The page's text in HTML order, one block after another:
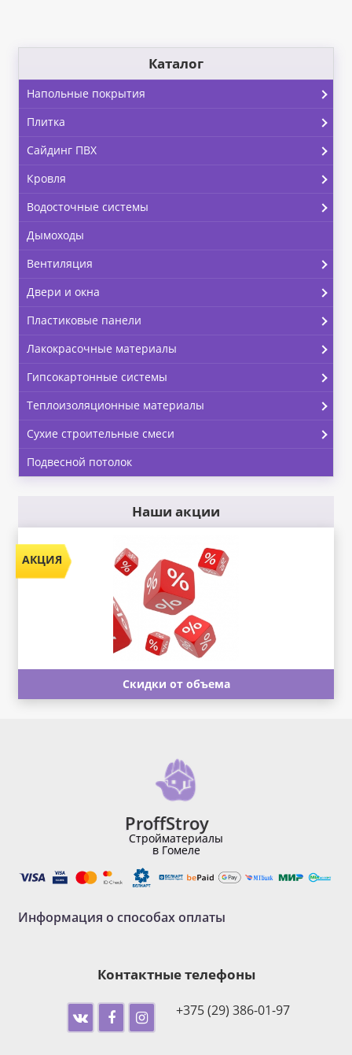
Каталог
Напольные покрытия
Плитка
Сайдинг ПВХ
Кровля
Водосточные системы
Дымоходы
Вентиляция
Двери и окна
Пластиковые панели
Лакокрасочные материалы
Гипсокартонные системы
Теплоизоляционные материалы
Сухие строительные смеси
Подвесной потолок
Наши акции
Скидки от объема
ProffStroy
Стройматериалы
в Гомеле
Информация о способах оплаты
Контактные телефоны
+375 (29) 386-01-97